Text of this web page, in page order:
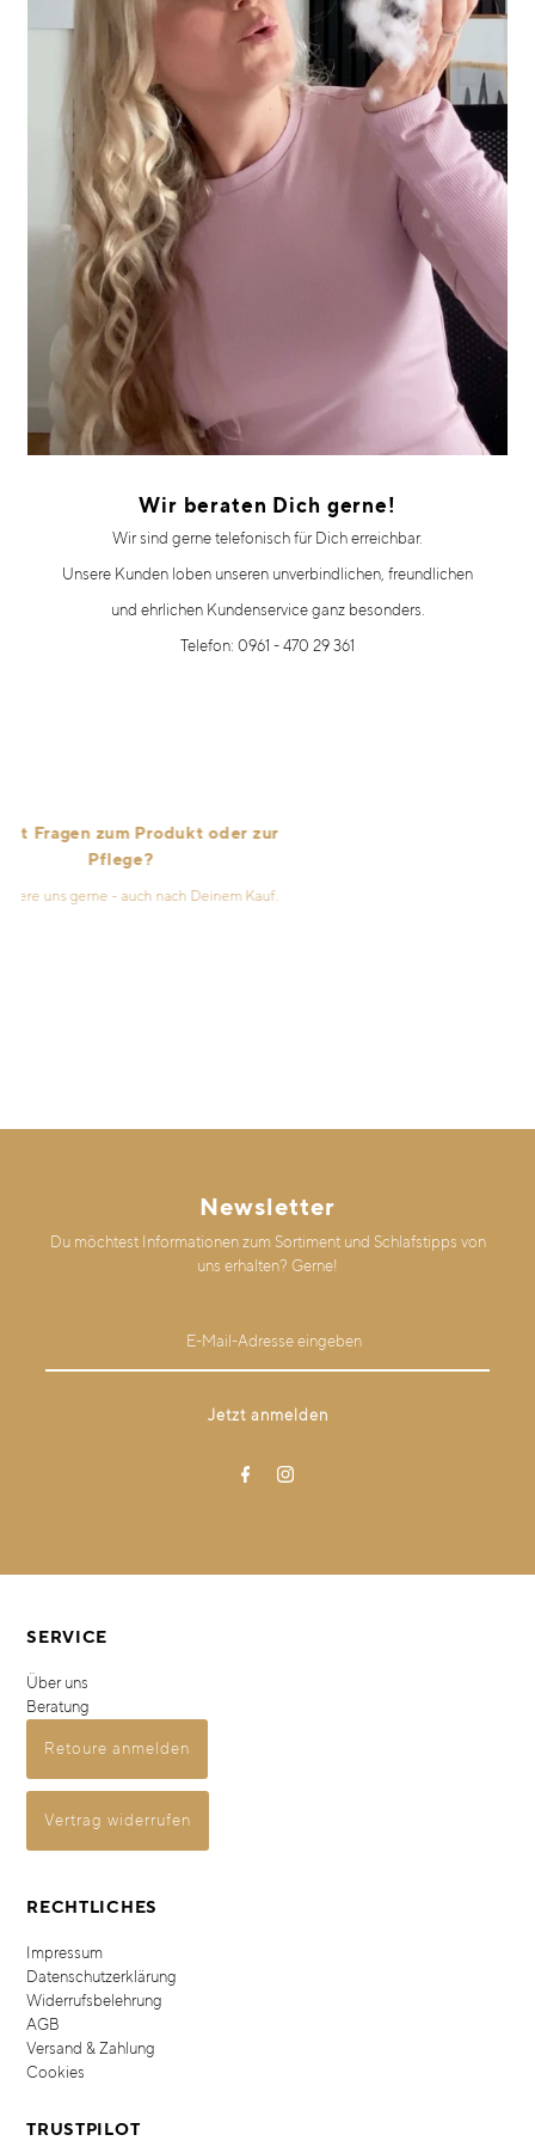
Wir beraten Dich gerne!
Wir sind gerne telefonisch für Dich erreichbar.
Unsere Kunden loben unseren unverbindlichen, freundlichen
und ehrlichen Kundenservice ganz besonders.
Telefon: 0961 - 470 29 361
zum Produkt oder zur
Pflege?
uns gerne - auch nach Deinem Kauf.
Newsletter
Du möchtest Informationen zum Sortiment und Schlafstipps von
uns erhalten? Gerne!
SERVICE
Über uns
Beratung
Retoure anmelden
Vertrag widerrufen
RECHTLICHES
Impressum
Datenschutzerklärung
Widerrufsbelehrung
AGB
Versand & Zahlung
Cookies
TRUSTPILOT